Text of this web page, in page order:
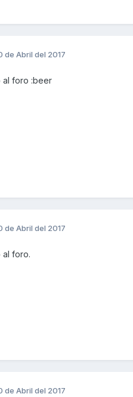
de Abril del 2017
al foro :beer
de Abril del 2017
al foro.
de Abril del 2017